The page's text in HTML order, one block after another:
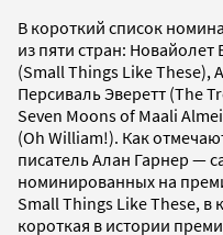
В короткий список
из пяти стран: Новайолет
(Small Things Like These),
Персиваль Эверетт (The
Seven Moons of Maali
(Oh William!). Как
писатель Алан Гарнер —
номинированных на
Small Things Like These, в
короткая в истории